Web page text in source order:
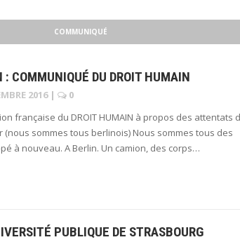
COMMUNIQUÉ
COMMUNIQUÉ DU DROIT HUMAIN
2016 |
0
française du DROIT HUMAIN à propos des attentats
(nous sommes tous berlinois) Nous sommes tous des
à nouveau. A Berlin. Un camion, des corps…
PUBLIQUE DE STRASBOURG